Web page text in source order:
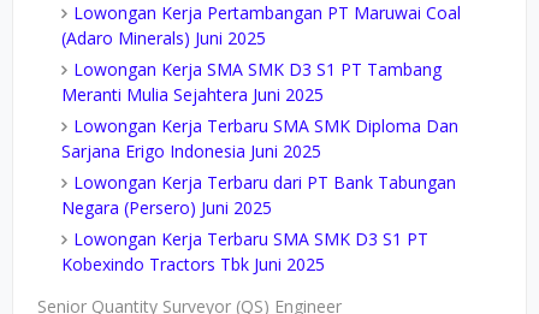
Lowongan Kerja Pertambangan PT Maruwai Coal
(Adaro Minerals) Juni 2025
Lowongan Kerja SMA SMK D3 S1 PT Tambang
Meranti Mulia Sejahtera Juni 2025
Lowongan Kerja Terbaru SMA SMK Diploma Dan
Sarjana Erigo Indonesia Juni 2025
Lowongan Kerja Terbaru dari PT Bank Tabungan
Negara (Persero) Juni 2025
Lowongan Kerja Terbaru SMA SMK D3 S1 PT
Kobexindo Tractors Tbk Juni 2025
Senior Quantity Surveyor (QS) Engineer